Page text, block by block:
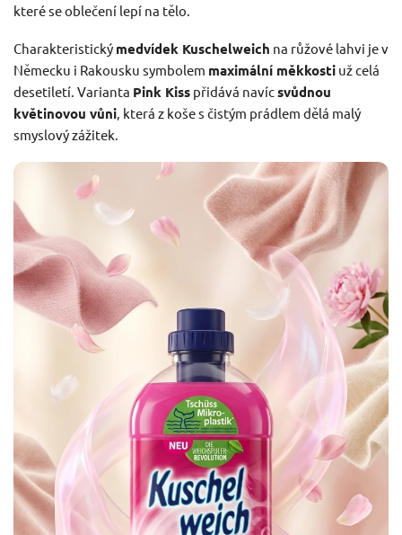
které se oblečení lepí na tělo.
Charakteristický medvídek Kuschelweich na růžové lahvi je v
Německu i Rakousku symbolem maximální měkkosti už celá
desetiletí. Varianta Pink Kiss přidává navícsvůdnou
květinovou vůni , která z koše s čistým prádlem dělá malý
smyslový zážitek.